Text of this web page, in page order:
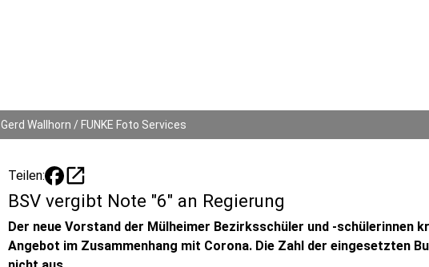
Gerd Wallhorn / FUNKE Foto Services
Teilen: open_in_new
BSV vergibt Note "6" an Regierung
Der neue Vorstand der Mülheimer Bezirksschüler und -schülerinnen
Angebot im Zusammenhang mit Corona. Die Zahl der eingesetzten